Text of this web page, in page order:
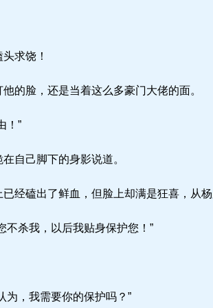
求饶！
的脸，还是当着这么多豪门大佬的面。
！”
自己脚下的身影说道。
经磕出了鲜血，但脸上却满是狂喜，从
杀我，以后我贴身保护您！”
，我需要你的保护吗？”